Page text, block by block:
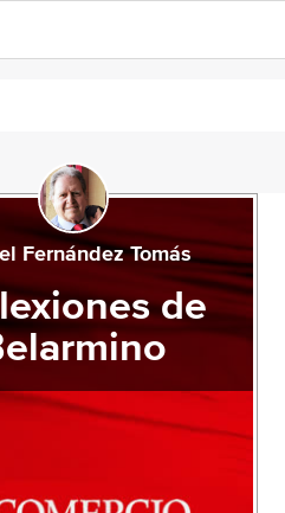
Fernández Tomás
de